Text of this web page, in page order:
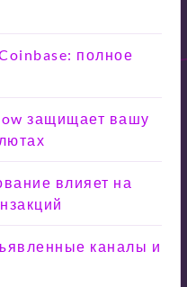
полное
защищает вашу
влияет на
каналы и